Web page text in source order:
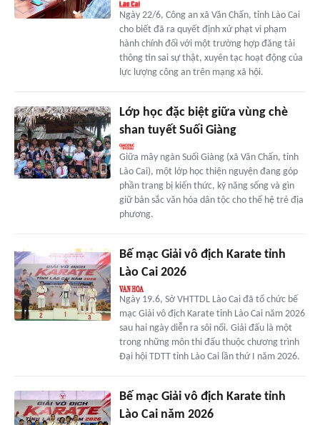
Ngày 22/6, Công an xã Văn Chấn, tỉnh Lào Cai
cho biết đã ra quyết định xử phạt vi phạm
hành chính đối với một trường hợp đăng tải
thông tin sai sự thật, xuyên tạc hoạt động của
lực lượng công an trên mạng xã hội.
Lớp học đặc biệt giữa vùng chè
shan tuyết Suối Giàng
Giữa mây ngàn Suối Giàng (xã Văn Chấn, tỉnh
Lào Cai), một lớp học thiện nguyện đang góp
phần trang bị kiến thức, kỹ năng sống và gìn
giữ bản sắc văn hóa dân tộc cho thế hệ trẻ địa
phương.
Bế mạc Giải vô địch Karate tỉnh
Lào Cai 2026
Ngày 19.6, Sở VHTTDL Lào Cai đã tổ chức bế
mạc Giải vô địch Karate tỉnh Lào Cai năm 2026
sau hai ngày diễn ra sôi nổi. Giải đấu là một
trong những môn thi đấu thuộc chương trình
Đại hội TDTT tỉnh Lào Cai lần thứ I năm 2026.
Bế mạc Giải vô địch Karate tỉnh
Lào Cai năm 2026